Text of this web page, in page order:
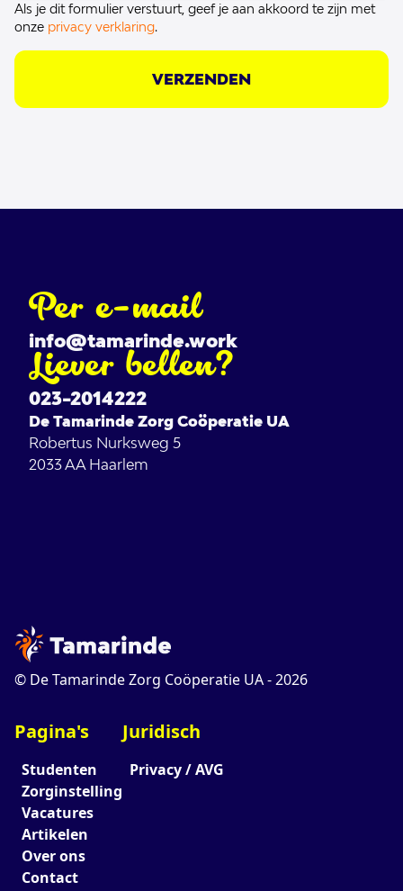
Als je dit formulier verstuurt, geef je aan akkoord te zijn met
onze privacy verklaring.
VERZENDEN
Per e-mail
info@tamarinde.work
Liever bellen?
023-2014222
De Tamarinde Zorg Coöperatie UA
Robertus Nurksweg 5
2033 AA Haarlem
© De Tamarinde Zorg Coöperatie UA -2026
Pagina's
Studenten
Zorginstelling
Vacatures
Artikelen
Over ons
Contact
Juridisch
Privacy / AVG